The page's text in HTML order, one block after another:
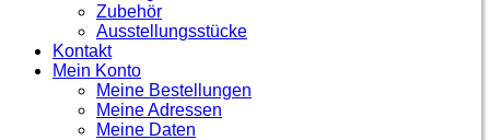
Zubehör
Ausstellungsstücke
Kontakt
Mein Konto
Meine Bestellungen
Meine Adressen
Meine Daten